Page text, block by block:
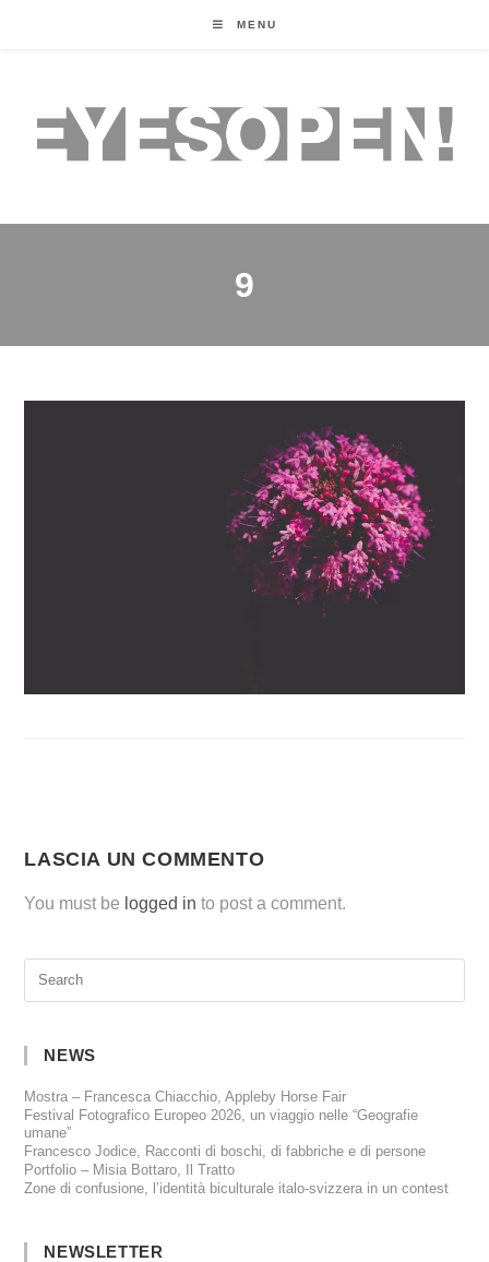
MENU
9
LASCIA UN COMMENTO
You must be logged in to post a comment.
NEWS
Mostra – Francesca Chiacchio, Appleby Horse Fair
Festival Fotografico Europeo 2026, un viaggio nelle “Geografie
umane”
Francesco Jodice, Racconti di boschi, di fabbriche e di persone
Portfolio – Misia Bottaro, Il Tratto
Zone di confusione, l’identità biculturale italo-svizzera in un contest
NEWSLETTER